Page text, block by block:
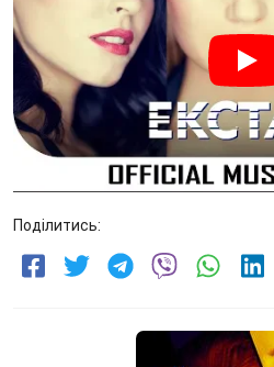
Поділитись: